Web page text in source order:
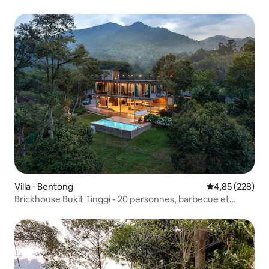
Villa ⋅ Bentong Évaluation
4,85 (228)
Brickhouse Bukit Tinggi - 20 personnes, barbecue et